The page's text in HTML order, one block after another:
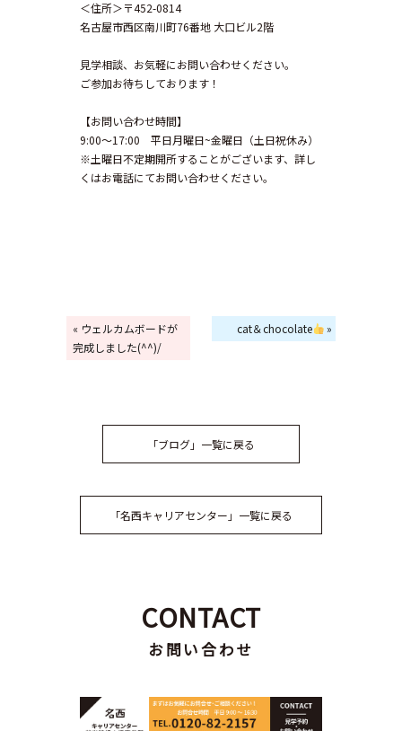
＜住所＞〒452-0814
名古屋市西区南川町76番地 大口ビル2階
見学相談、お気軽にお問い合わせください。
ご参加お待ちしております！
【お問い合わせ時間】
9:00～17:00 平日月曜日~金曜日（土日祝休み）
※土曜日不定期開所することがございます、詳し
くはお電話にてお問い合わせください。
« ウェルカムボードが
完成しました(^^)/
cat＆chocolate »
「ブログ」一覧に戻る
「名西キャリアセンター」一覧に戻る
CONTACT
お問い合わせ